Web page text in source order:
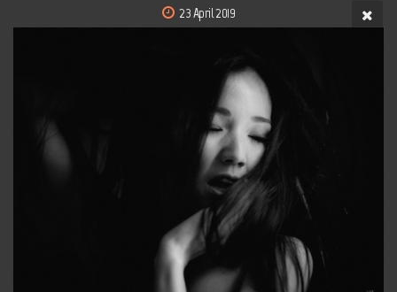
23 April 2019